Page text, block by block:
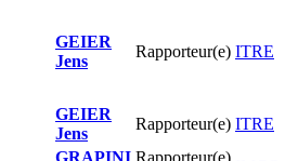
GEIER
Jens
Rapporteur(e) ITRE
GEIER
Jens
Rapporteur(e) ITRE